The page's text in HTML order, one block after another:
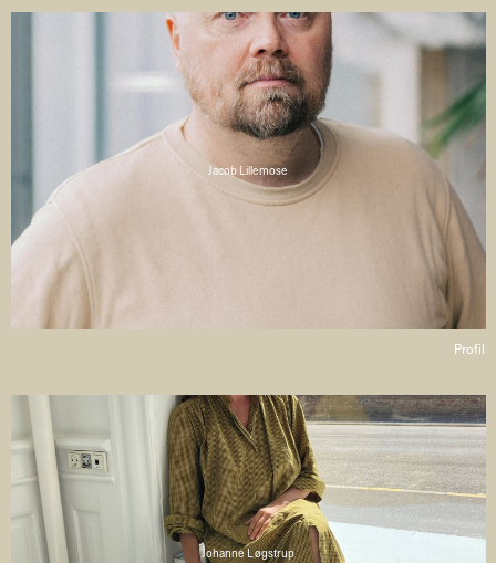
Jacob Lillemose
Profil
Johanne Løgstrup